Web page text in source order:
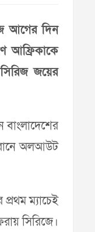
আগের দিন
আফ্রিকাকে
জয়ের
অলআউট
ম্যাচেই
সিরিজে।